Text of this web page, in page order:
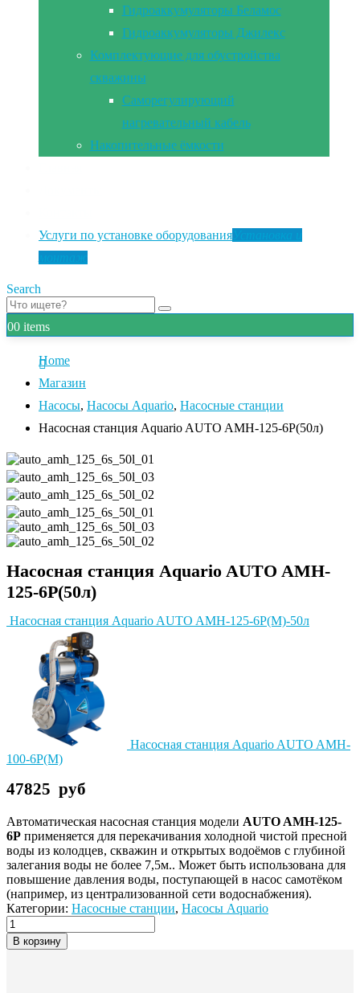
Гидроаккумуляторы Беламос
Гидроаккумуляторы Джилекс
Комплектующие для обустройства
скважины
Саморегулирующий
нагревательный кабель
Накопительные ёмкости
Услуги по установке оборудования
Search
00 items
Home
Магазин
Насосы, Насосы Aquario, Насосные станции
Насосная станция Aquario AUTO AMH-125-6P(50л)
Насосная станция Aquario AUTO AMH-
125-6P(50л)
Насосная станция Aquario AUTO AMH-125-6P(M)-50л
Насосная станция Aquario AUTO AMH-
100-6P(M)
47825 руб
Автоматическая насосная станция модели AUTO AMH-125-
6P применяется для перекачивания холодной чистой пресной
воды из колодцев, скважин и открытых водоёмов с глубиной
залегания воды не более 7,5м.. Может быть использована для
повышение давления воды, поступающей в насос самотёком
(например, из централизованной сети водоснабжения).
Категории: Насосные станции, Насосы Aquario
В корзину